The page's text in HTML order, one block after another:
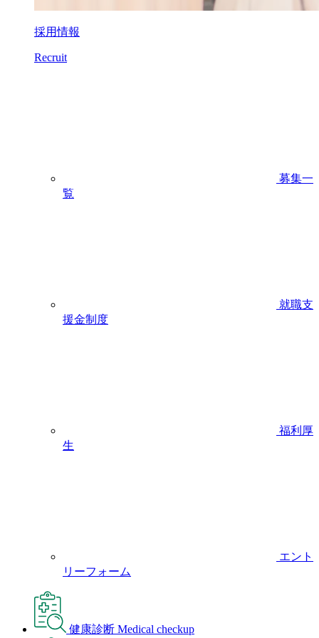
採用情報
Recruit
募集一
覧
就職支
援金制度
福利厚
生
エント
リーフォーム
健康診断 Medical checkup